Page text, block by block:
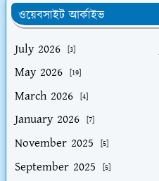
ওয়েবসাইট আর্কাইভ
July 2026
[3]
May 2026 [19]
March 2026 [4]
January 2026 [7]
November 2025 [5]
September 2025 [5]